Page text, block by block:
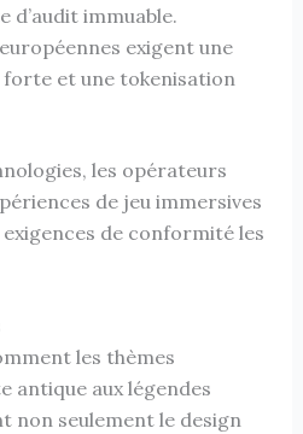
d’audit immuable.
exigent une
et une tokenisation
les opérateurs
de jeu immersives
de conformité les
les thèmes
antique aux légendes
non seulement le design